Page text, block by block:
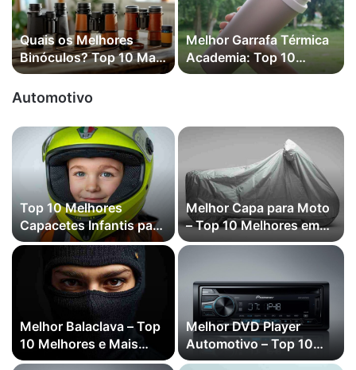
Quais os Melhores
Binóculos? Top 10 Mais
Vendidos em 2026
Melhor Garrafa Térmica
Academia: Top 10
Melhores em 2026
Automotivo
Top 10 Melhores
Capacetes Infantis para
Moto em 2026
Melhor Capa para Moto
– Top 10 Melhores em
2026
Melhor Balaclava – Top
10 Melhores e Mais
Vendidas em 2026
Melhor DVD Player
Automotivo – Top 10
Melhores em 2026